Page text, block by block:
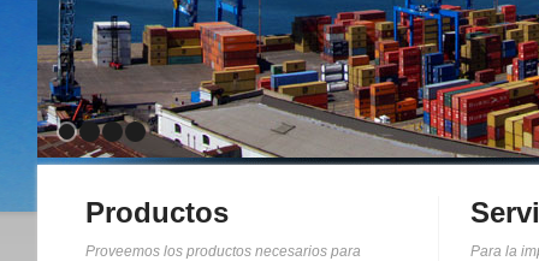
Productos
Proveemos los productos necesarios para
Para la